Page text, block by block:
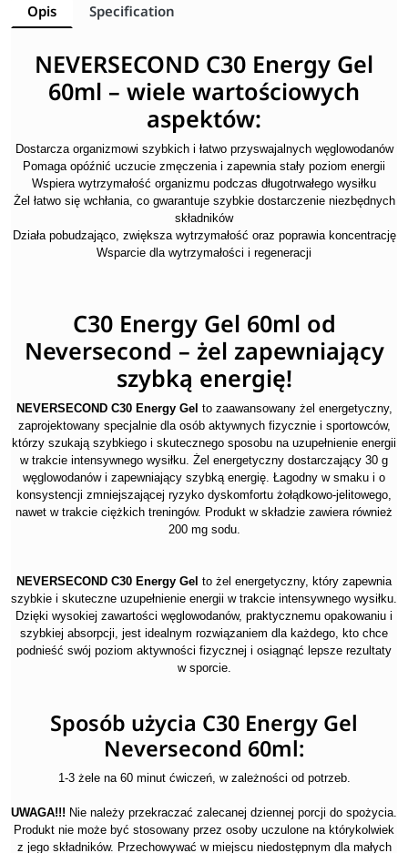
Opis Specification
NEVERSECOND C30 Energy Gel
60ml – wiele wartościowych
aspektów:
Dostarcza organizmowi szybkich i łatwo przyswajalnych węglowodanów
Pomaga opóźnić uczucie zmęczenia i zapewnia stały poziom energii
Wspiera wytrzymałość organizmu podczas długotrwałego wysiłku
Żel łatwo się wchłania, co gwarantuje szybkie dostarczenie niezbędnych
składników
Działa pobudzająco, zwiększa wytrzymałość oraz poprawia koncentrację
Wsparcie dla wytrzymałości i regeneracji
C30 Energy Gel 60ml od
Neversecond – żel zapewniający
szybką energię!
NEVERSECOND C30 Energy Gel to zaawansowany żel energetyczny,
zaprojektowany specjalnie dla osób aktywnych fizycznie i sportowców,
którzy szukają szybkiego i skutecznego sposobu na uzupełnienie energii
w trakcie intensywnego wysiłku. Żel energetyczny dostarczający 30 g
węglowodanów i zapewniający szybką energię. Łagodny w smaku i o
konsystencji zmniejszającej ryzyko dyskomfortu żołądkowo-jelitowego,
nawet w trakcie ciężkich treningów. Produkt w składzie zawiera również
200 mg sodu.
NEVERSECOND C30 Energy Gel to żel energetyczny, który zapewnia
szybkie i skuteczne uzupełnienie energii w trakcie intensywnego wysiłku.
Dzięki wysokiej zawartości węglowodanów, praktycznemu opakowaniu i
szybkiej absorpcji, jest idealnym rozwiązaniem dla każdego, kto chce
podnieść swój poziom aktywności fizycznej i osiągnąć lepsze rezultaty
w sporcie.
Sposób użycia C30 Energy Gel
Neversecond 60ml:
1-3 żele na 60 minut ćwiczeń, w zależności od potrzeb.
UWAGA!!! Nie należy przekraczać zalecanej dziennej porcji do spożycia.
Produkt nie może być stosowany przez osoby uczulone na którykolwiek
z jego składników. Przechowywać w miejscu niedostępnym dla małych